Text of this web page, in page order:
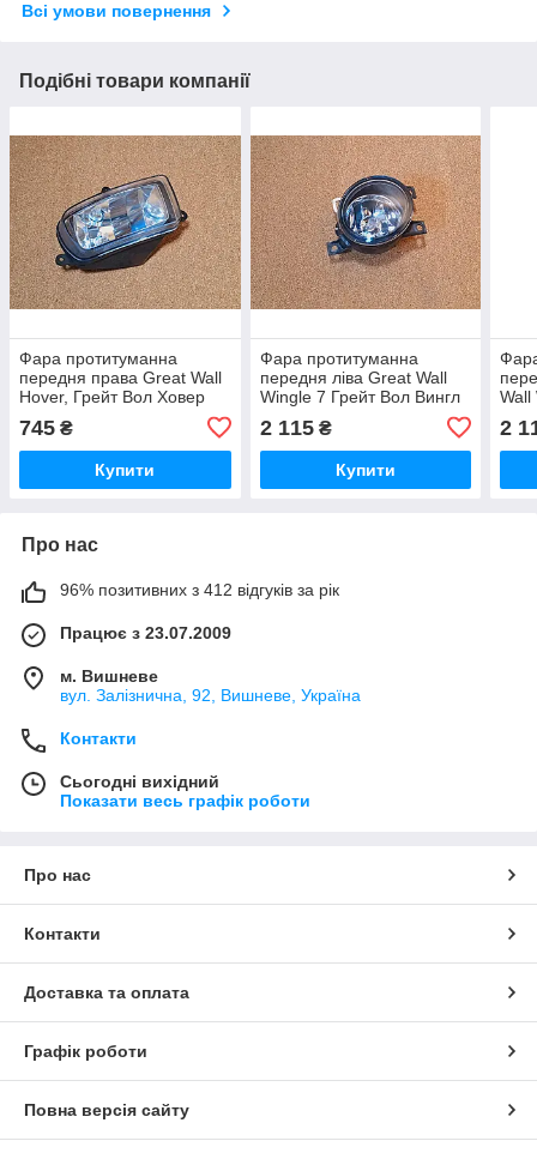
Всі умови повернення
Подібні товари компанії
Фара протитуманна
передня права Great Wall
Hover, Грейт Вол Ховер
745 ₴
Купити
Фара протитуманна
передня ліва Great Wall
Wingle 7 Грейт Вол Вингл
2 115₴
Купити
Wall
2
Про нас
96% позитивних з 412 відгуків за рік
Працює з 23.07.2009
м. Вишневе
вул. Залізнична, 92, Вишневе, Україна
Контакти
Сьогодні вихідний
Показати весь графік роботи
Про нас
Контакти
Доставка та оплата
Графік роботи
Повна версія сайту